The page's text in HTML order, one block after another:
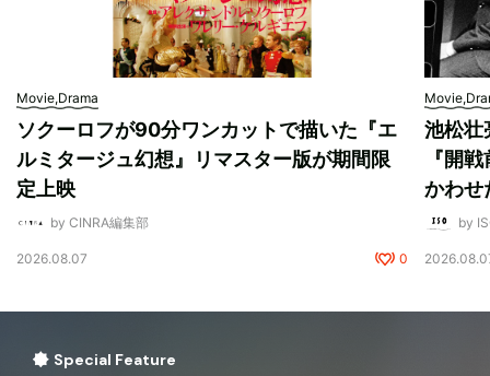
Movie,Drama
ソクーロフが90分ワンカットで描いた『エ
ルミタージュ幻想』リマスター版が期間限
定上映
by CINRA編集部
2026.08.07 0
池松壮
『開
かわせ
by
Special Feature